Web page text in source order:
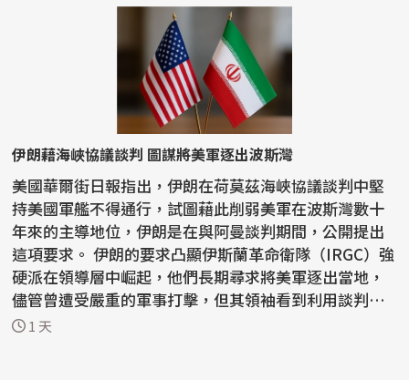
伊朗藉海峽協議談判 圖謀將美軍逐出波斯灣
美國華爾街日報指出，伊朗在荷莫茲海峽協議談判中堅
持美國軍艦不得通行，試圖藉此削弱美軍在波斯灣數十
年來的主導地位，伊朗是在與阿曼談判期間，公開提出
這項要求。 伊朗的要求凸顯伊斯蘭革命衛隊（IRGC）強
硬派在領導層中崛起，他們長期尋求將美軍逐出當地，
儘管曾遭受嚴重的軍事打擊，但其領袖看到利用談判動
搖...1 天